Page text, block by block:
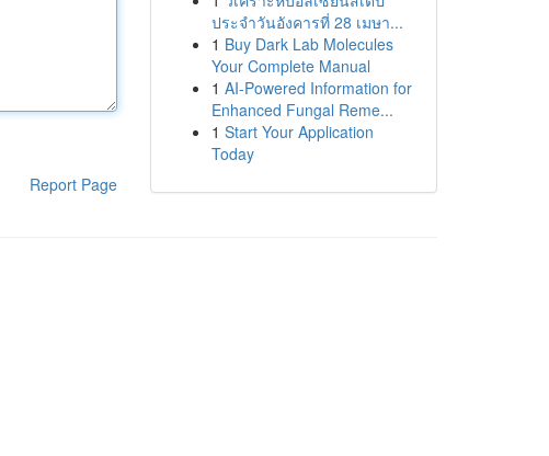
Report Page
ประจำวันอังคารที่ 28 เมษา...
1 Buy Dark Lab Molecules
Your Complete Manual
1 AI-Powered Information for
Enhanced Fungal Reme...
1 Start Your Application
Today